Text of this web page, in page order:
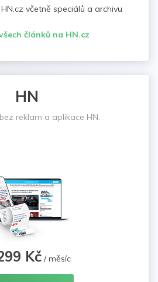
včetně speciálů a archivu
článků na HN.cz
HN
reklam a aplikace HN.
Kč/ měsíc